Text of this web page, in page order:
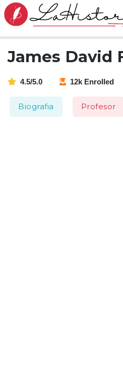
James David
4.5/5.0 12k Enrolled
Biografia Profesor